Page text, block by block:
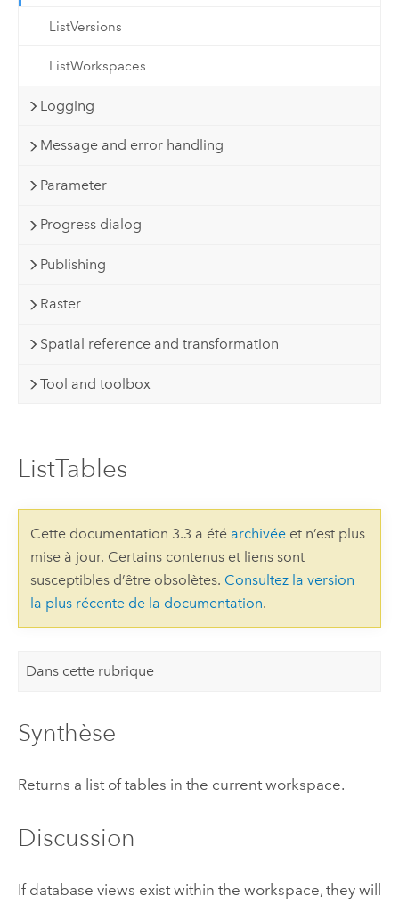
ListVersions
ListWorkspaces
Logging
Message and error handling
Parameter
Progress dialog
Publishing
Raster
Spatial reference and transformation
Tool and toolbox
ListTables
Cette documentation 3.3 a été archivéeet n’est plus
mise à jour. Certains contenus et liens sont
susceptibles d’être obsolètes. Consultez la version
la plus récente de la documentation.
Dans cette rubrique
Synthèse
Returns a list of tables in the current workspace.
Discussion
If database views exist within the workspace, they will